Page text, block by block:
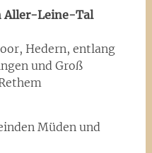
Aller-Leine-Tal
Hedern, entlang
und Groß
Müden und